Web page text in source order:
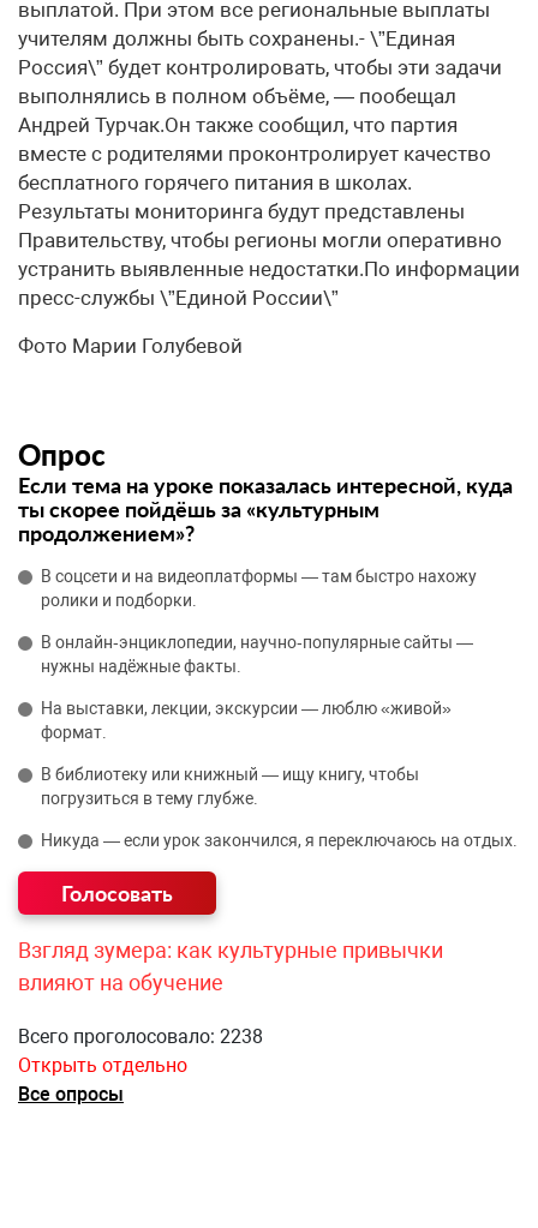
выплатой. При этом все региональные выплаты
учителям должны быть сохранены.- \”Единая
Россия\” будет контролировать, чтобы эти задачи
выполнялись в полном объёме, — пообещал
Андрей Турчак.Он также сообщил, что партия
вместе с родителями проконтролирует качество
бесплатного горячего питания в школах.
Результаты мониторинга будут представлены
Правительству, чтобы регионы могли оперативно
устранить выявленные недостатки.По информации
пресс-службы \”Единой России\”
Фото Марии Голубевой
Опрос
Если тема на уроке показалась интересной, куда
ты скорее пойдёшь за «культурным
продолжением»?
В соцсети и на видеоплатформы — там быстро нахожу
ролики и подборки.
В онлайн‑энциклопедии, научно‑популярные сайты —
нужны надёжные факты.
На выставки, лекции, экскурсии — люблю «живой»
формат.
В библиотеку или книжный — ищу книгу, чтобы
погрузиться в тему глубже.
Никуда — если урок закончился, я переключаюсь на отдых.
Взгляд зумера: как культурные привычки
влияют на обучение
Всего проголосовало: 2238
Открыть отдельно
Все опросы